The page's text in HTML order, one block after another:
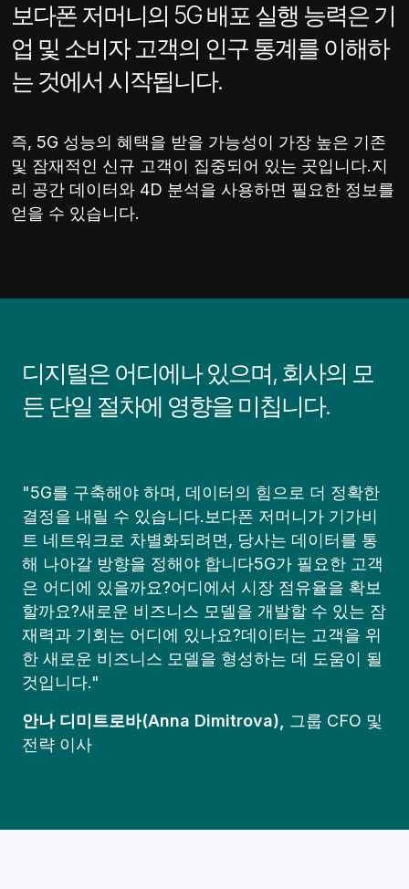
보다폰 저머니의 5G 배포 실행 능력은 기
업 및 소비자 고객의 인구 통계를 이해하
는 것에서 시작됩니다.
즉, 5G 성능의 혜택을 받을 가능성이 가장 높은 기존
및 잠재적인 신규 고객이 집중되어 있는 곳입니다.지
리 공간 데이터와 4D 분석을 사용하면 필요한 정보를
얻을 수 있습니다.
디지털은 어디에나 있으며, 회사의 모
든 단일 절차에 영향을 미칩니다.
"5G를 구축해야 하며, 데이터의 힘으로 더 정확한
결정을 내릴 수 있습니다.보다폰 저머니가 기가비
트 네트워크로 차별화되려면, 당사는 데이터를 통
해 나아갈 방향을 정해야 합니다5G가 필요한 고객
은 어디에 있을까요?어디에서 시장 점유율을 확보
할까요?새로운 비즈니스 모델을 개발할 수 있는 잠
재력과 기회는 어디에 있나요?데이터는 고객을 위
한 새로운 비즈니스 모델을 형성하는 데 도움이 될
것입니다."
안나 디미트로바(Anna Dimitrova), 그룹 CFO 및
전략 이사